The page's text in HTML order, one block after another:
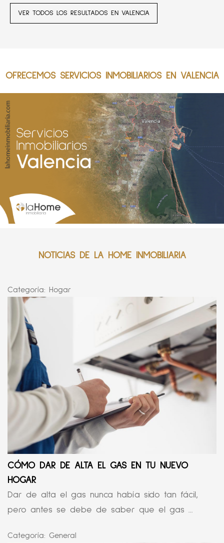
VER TODOS LOS RESULTADOS EN VALENCIA
OFRECEMOS SERVICIOS INMOBILIARIOS EN VALENCIA
NOTICIAS DE LA HOME INMOBILIARIA
Categoría: Hogar
CÓMO DAR DE ALTA EL GAS EN TU NUEVO
HOGAR
Dar de alta el gas nunca había sido tan fácil,
pero antes se debe de saber que el gas ...
Categoría: General